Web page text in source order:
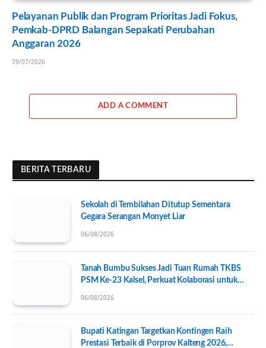
Pelayanan Publik dan Program Prioritas Jadi Fokus,
Pemkab-DPRD Balangan Sepakati Perubahan
Anggaran 2026
29/07/2026
ADD A COMMENT
BERITA TERBARU
Sekolah di Tembilahan Ditutup Sementara
Gegara Serangan Monyet Liar
06/08/2026
Tanah Bumbu Sukses Jadi Tuan Rumah TKBS
PSM Ke-23 Kalsel, Perkuat Kolaborasi untuk
06/08/2026
Bupati Katingan Targetkan Kontingen Raih
Prestasi Terbaik di Porprov Kalteng 2026,